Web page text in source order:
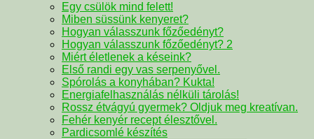
Egy csülök mind felett!
Miben süssünk kenyeret?
Hogyan válasszunk főzőedényt?
Hogyan válasszunk főzőedényt? 2
Miért életlenek a késeink?
Első randi egy vas serpenyővel.
Spórolás a konyhában? Kukta!
Energiafelhasználás nélküli tárolás!
Rossz étvágyú gyermek? Oldjuk meg kreatívan.
Fehér kenyér recept élesztővel.
Pardicsomlé készítés